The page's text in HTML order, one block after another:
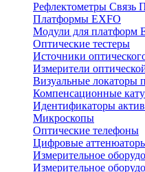
Рефлектометры Связь
Платформы EXFO
Модули для платформ
Оптические тестеры
Источники
Измерители
Визуальные локаторы
Компенсационные
Идентификаторы
Микроскопы
Оптические телефоны
Цифровые
Измерительное
Измерительное